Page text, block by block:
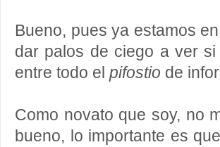
Bueno, pues ya estamos
dar palos de ciego a ver
entre todo el pifostio de
Como novato que soy, no
bueno, lo importante es